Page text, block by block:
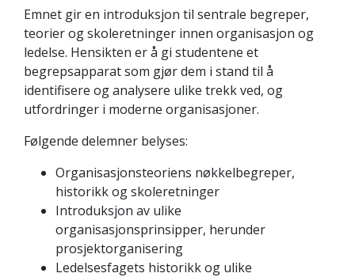
Emnet gir en introduksjon til sentrale begreper,
teorier og skoleretninger innen organisasjon og
ledelse. Hensikten er å gi studentene et
begrepsapparat som gjør dem i stand til å
identifisere og analysere ulike trekk ved, og
utfordringer i moderne organisasjoner.
Følgende delemner belyses:
Organisasjonsteoriens nøkkelbegreper,
historikk og skoleretninger
Introduksjon av ulike
organisasjonsprinsipper, herunder
prosjektorganisering
Ledelsesfagets historikk og ulike